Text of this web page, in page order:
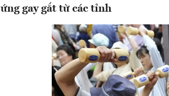
ứng gay gắt từ các tỉnh